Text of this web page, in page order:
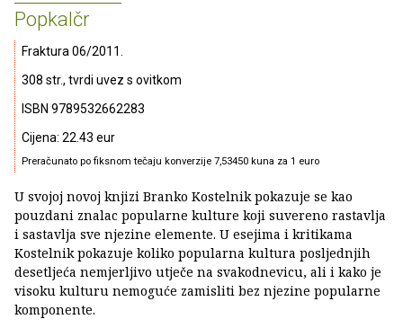
Popkalčr
Fraktura 06/2011.
308 str., tvrdi uvez s ovitkom
ISBN 9789532662283
Cijena: 22.43 eur
Preračunato po fiksnom tečaju konverzije 7,53450 kuna za 1 euro
U svojoj novoj knjizi Branko Kostelnik pokazuje se kao
pouzdani znalac popularne kulture koji suvereno rastavlja
i sastavlja sve njezine elemente. U esejima i kritikama
Kostelnik pokazuje koliko popularna kultura posljednjih
desetljeća nemjerljivo utječe na svakodnevicu, ali i kako je
visoku kulturu nemoguće zamisliti bez njezine popularne
komponente.